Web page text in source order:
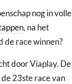
nog in volle
, na het
de race winnen?
door Viaplay. De
23ste race van